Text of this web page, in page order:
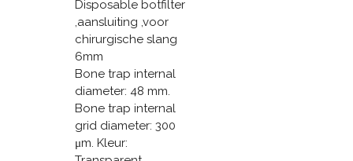
Disposable botfilter
,aansluiting ,voor
chirurgische slang
6mm
Bone trap internal
diameter: 48 mm.
Bone trap internal
grid diameter: 300
μm. Kleur: